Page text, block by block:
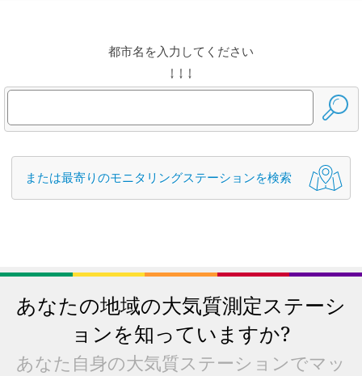
都市名を入力してください
↓ ↓ ↓
または最寄りのモニタリングステーションを検索
あなたの地域の大気質測定ステーシ
ョンを知っていますか?
あなた自身の大気質ステーションでマッ